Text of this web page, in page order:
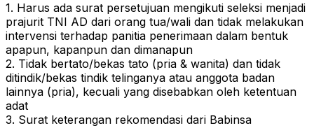
1. Harus ada surat persetujuan mengikuti seleksi menjadi
prajurit TNI AD dari orang tua/wali dan tidak melakukan
intervensi terhadap panitia penerimaan dalam bentuk
apapun, kapanpun dan dimanapun
2. Tidak bertato/bekas tato (pria & wanita) dan tidak
ditindik/bekas tindik telinganya atau anggota badan
lainnya (pria), kecuali yang disebabkan oleh ketentuan
adat
3. Surat keterangan rekomendasi dari Babinsa